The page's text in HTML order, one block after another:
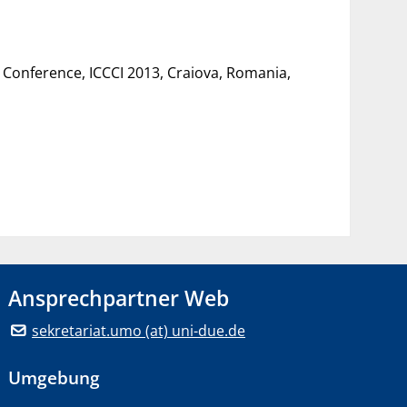
ICCCI 2013, Craiova, Romania,
Ansprechpartner Web
sekretariat.umo (at) uni-due.de
Umgebung